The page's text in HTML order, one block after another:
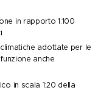
in rapporto 1:100
adottate per le
anche
in scala 1:20 della